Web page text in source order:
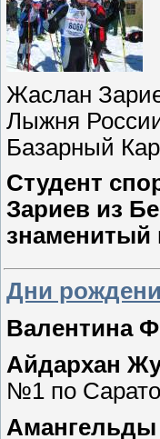
Жаслан
Лыжня
Базарный
Студент
Зариев из
знаменитый
Дни
Валентина
Айдархан
№1 по
Амангельды